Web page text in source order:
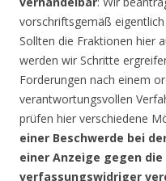
vorschriftsgemäß
Sollten die Fraktionen hier
werden wir Schritte
Forderungen nach einem
verantwortungsvollen
prüfen hier verschiedene
einer Beschwerde bei
einer Anzeige gegen die
verfassungswidriger